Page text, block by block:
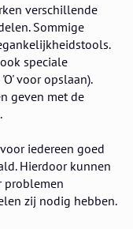
verschillende
Sommige
speciale
voor opslaan).
geven met de
iedereen goed
Hierdoor kunnen
problemen
zij nodig hebben.